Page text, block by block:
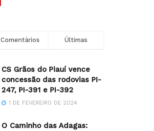
Comentários Últimas
CS Grãos do Piauí vence
concessão das rodovias PI-
247, PI-391 e PI-392
1 DE FEVEREIRO DE 2024
O Caminho das Adagas: